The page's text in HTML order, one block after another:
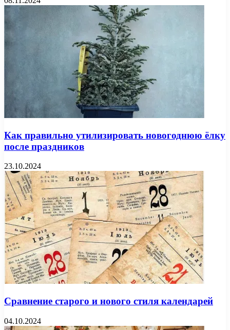
Как правильно утилизировать новогоднюю ёлку
после праздников
23.10.2024
Сравнение старого и нового стиля календарей
04.10.2024